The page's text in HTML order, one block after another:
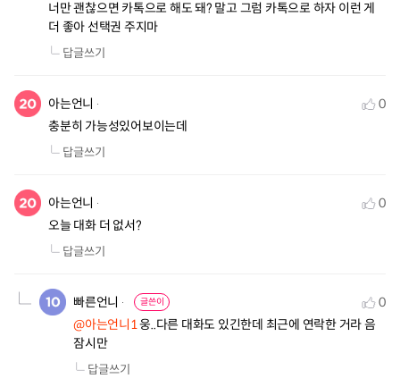
너만 괜찮으면 카톡으로 해도 돼? 말고 그럼 카톡으로 하자 이런 게
더 좋아 선택권 주지마
답글쓰기
아는언니
0
충분히 가능성있어보이는데
답글쓰기
아는언니
0
오늘 대화 더 없서?
답글쓰기
빠른언니 글쓴이
0
@아는언니1 웅..다른 대화도 있긴한데 최근에 연락한 거라 음
잠시만
답글쓰기